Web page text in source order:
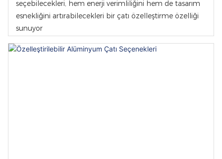
seçebilecekleri, hem enerji verimliliğini hem de tasarım
esnekliğini artırabilecekleri bir çatı özelleştirme özelliği
sunuyor